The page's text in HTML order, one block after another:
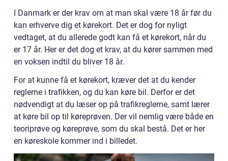
I Danmark er der krav om at man skal være 18 år før du
kan erhverve dig et kørekort. Det er dog for nyligt
vedtaget, at du allerede godt kan få et kørekort, når du
er 17 år. Her er det dog et krav, at du kører sammen med
en voksen indtil du bliver 18 år.
For at kunne få et kørekort, kræver det at du kender
reglerne i trafikken, og du kan køre bil. Derfor er det
nødvendigt at du læser op på trafikreglerne, samt lærer
at køre bil op til køreprøven. Der vil nemlig være både en
teoriprøve og køreprøve, som du skal bestå. Det er her
en køreskole kommer ind i billedet.